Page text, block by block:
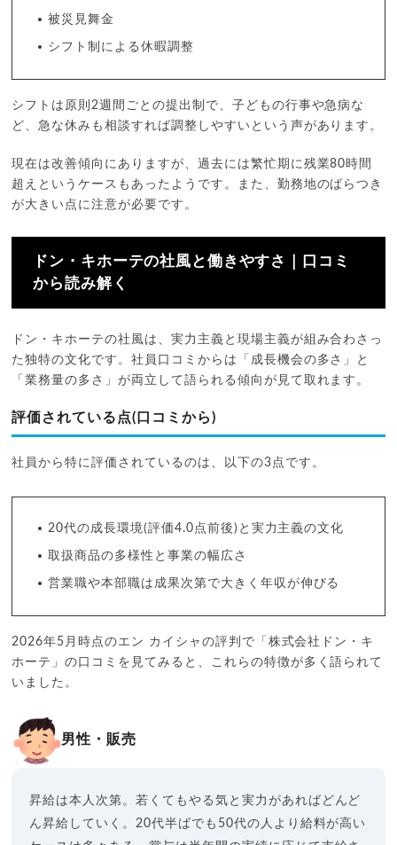
被災見舞金
シフト制による休暇調整
シフトは原則2週間ごとの提出制で、子どもの行事や急病な
ど、急な休みも相談すれば調整しやすいという声があります。
現在は改善傾向にありますが、過去には繁忙期に残業80時間
超えというケースもあったようです。また、勤務地のばらつき
が大きい点に注意が必要です。
ドン・キホーテの社風と働きやすさ｜口コミ
から読み解く
ドン・キホーテの社風は、実力主義と現場主義が組み合わさっ
た独特の文化です。社員口コミからは「成長機会の多さ」と
「業務量の多さ」が両立して語られる傾向が見て取れます。
評価されている点(口コミから)
社員から特に評価されているのは、以下の3点です。
20代の成長環境(評価4.0点前後)と実力主義の文化
取扱商品の多様性と事業の幅広さ
営業職や本部職は成果次第で大きく年収が伸びる
2026年5月時点のエン カイシャの評判で「株式会社ドン・キ
ホーテ」の口コミを見てみると、これらの特徴が多く語られて
いました。
男性・販売
昇給は本人次第。若くてもやる気と実力があればどんど
ん昇給していく。20代半ばでも50代の人より給料が高い